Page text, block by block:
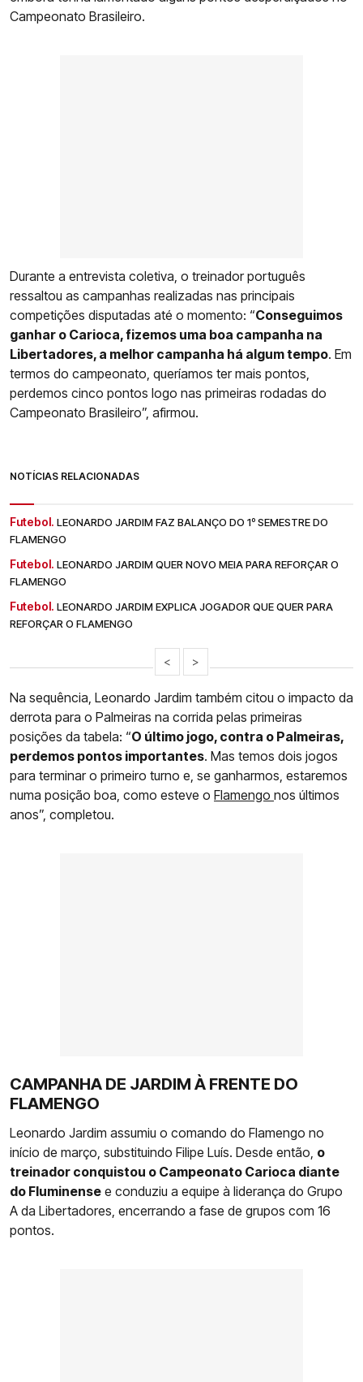
Campeonato Brasileiro.
Durante a entrevista coletiva, o treinador português
ressaltou as campanhas realizadas nas principais
competições disputadas até o momento: “Conseguimos
ganhar o Carioca, fizemos uma boa campanha na
Libertadores, a melhor campanha há algum tempo. Em
termos do campeonato, queríamos ter mais pontos,
perdemos cinco pontos logo nas primeiras rodadas do
Campeonato Brasileiro”, afirmou.
NOTÍCIAS RELACIONADAS
Futebol. LEONARDO JARDIM FAZ BALANÇO DO 1º SEMESTRE DO
FLAMENGO
Futebol. LEONARDO JARDIM QUER NOVO MEIA PARA REFORÇAR O
FLAMENGO
Futebol. LEONARDO JARDIM EXPLICA JOGADOR QUE QUER PARA
REFORÇAR O FLAMENGO
< >
Na sequência, Leonardo Jardim também citou o impacto da
derrota para o Palmeiras na corrida pelas primeiras
posições da tabela: “O último jogo, contra o Palmeiras,
perdemos pontos importantes. Mas temos dois jogos
para terminar o primeiro turno e, se ganharmos, estaremos
numa posição boa, como esteve o Flamengo nos últimos
anos”, completou.
CAMPANHA DE JARDIM À FRENTE DO
FLAMENGO
Leonardo Jardim assumiu o comando do Flamengo no
início de março, substituindo Filipe Luís. Desde então, o
treinador conquistou o Campeonato Carioca diante
do Fluminense e conduziu a equipe à liderança do Grupo
A da Libertadores, encerrando a fase de grupos com 16
pontos.